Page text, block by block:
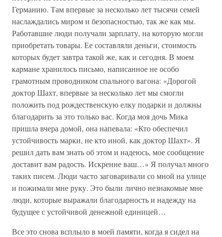
Германию. Там впервые за несколько лет тысячи семей
наслаждались миром и безопасностью, так же как мы.
Работавшие люди получали зарплату, на которую могли
приобретать товары. Ее составляли деньги, стоимость
которых будет завтра такой же, как и сегодня. В моем
кармане хранилось письмо, написанное не особо
грамотным проводником спального вагона: «Дорогой
доктор Шахт, впервые за несколько лет мы смогли
положить под рождественскую елку подарки и должны
благодарить за это только вас. Когда моя дочь Мика
пришла вчера домой, она напевала: «Кто обеспечил
устойчивость марки, не кто иной, как доктор Шахт». Я
решил дать вам знать об этом и надеюсь, мое сообщение
доставит вам радость. Искренне ваш…» Я получал много
таких писем. Люди часто заговаривали со мной на улице
и пожимали мне руку. Это были лично незнакомые мне
люди, которые выражали благодарность и надежду на
будущее с устойчивой денежной единицей…
Все это снова всплыло в моей памяти, когда я сидел на